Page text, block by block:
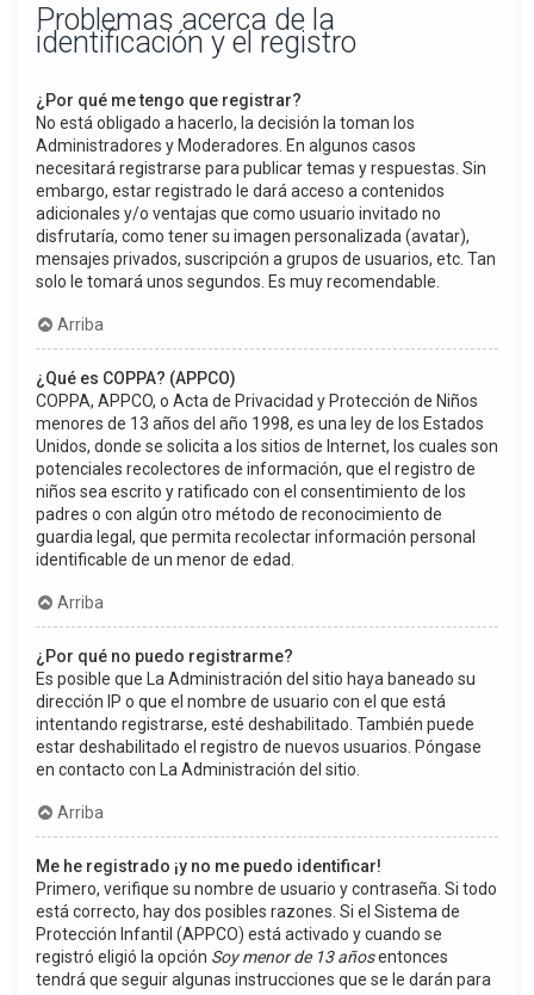
Problemas acerca de la
identificación y el registro
¿Por qué me tengo que registrar?
No está obligado a hacerlo, la decisión la toman los
Administradores y Moderadores. En algunos casos
necesitará registrarse para publicar temas y respuestas. Sin
embargo, estar registrado le dará acceso a contenidos
adicionales y/o ventajas que como usuario invitado no
disfrutaría, como tener su imagen personalizada (avatar),
mensajes privados, suscripción a grupos de usuarios, etc. Tan
solo le tomará unos segundos. Es muy recomendable.
Arriba
¿Qué es COPPA? (APPCO)
COPPA, APPCO, o Acta de Privacidad y Protección de Niños
menores de 13 años del año 1998, es una ley de los Estados
Unidos, donde se solicita a los sitios de Internet, los cuales son
potenciales recolectores de información, que el registro de
niños sea escrito y ratificado con el consentimiento de los
padres o con algún otro método de reconocimiento de
guardia legal, que permita recolectar información personal
identificable de un menor de edad.
Arriba
¿Por qué no puedo registrarme?
Es posible que La Administración del sitio haya baneado su
dirección IP o que el nombre de usuario con el que está
intentando registrarse, esté deshabilitado. También puede
estar deshabilitado el registro de nuevos usuarios. Póngase
en contacto con La Administración del sitio.
Arriba
Me he registrado ¡y no me puedo identificar!
Primero, verifique su nombre de usuario y contraseña. Si todo
está correcto, hay dos posibles razones. Si el Sistema de
Protección Infantil (APPCO) está activado y cuando se
registró eligió la opción Soy menor de 13 añosentonces
tendrá que seguir algunas instrucciones que se le darán para